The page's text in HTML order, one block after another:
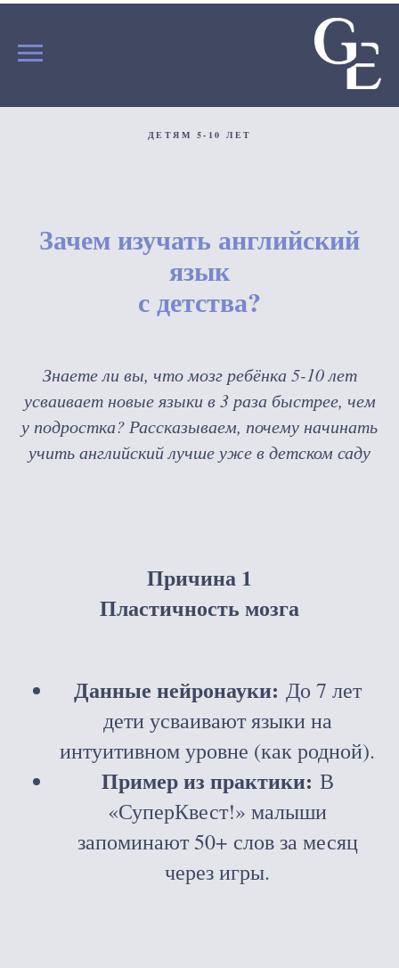
ДЕТЯМ 5-10 ЛЕТ
Зачем изучать английский
язык
с детства?
Знаете ли вы, что мозг ребёнка 5-10 лет
усваивает новые языки в 3 раза быстрее, чем
у подростка? Рассказываем, почему начинать
учить английский лучше уже в детском саду
Причина 1
Пластичность мозга
Данные нейронауки: До 7 лет
дети усваивают языки на
интуитивном уровне (как родной).
Пример из практики: В
«СуперКвест!» малыши
запоминают 50+ слов за месяц
через игры.